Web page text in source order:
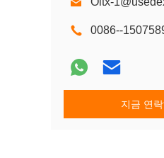
0086--
지금 연